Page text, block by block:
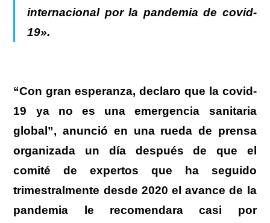
internacional por la pandemia de covid-
19».
“Con gran esperanza, declaro que la covid-
19 ya no es una emergencia sanitaria
global”, anunció en una rueda de prensa
organizada un día después de que el
comité de expertos que ha seguido
trimestralmente desde 2020 el avance de la
pandemia le recomendara casi por